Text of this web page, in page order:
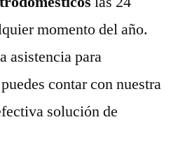
momento del año.
asistencia para
contar con nuestra
solución de